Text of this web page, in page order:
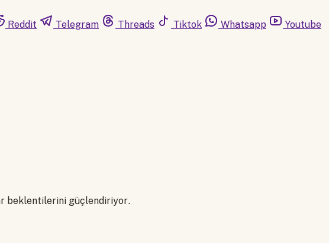
Reddit Telegram Threads Tiktok Whatsapp Youtube
beklentilerini güçlendiriyor.